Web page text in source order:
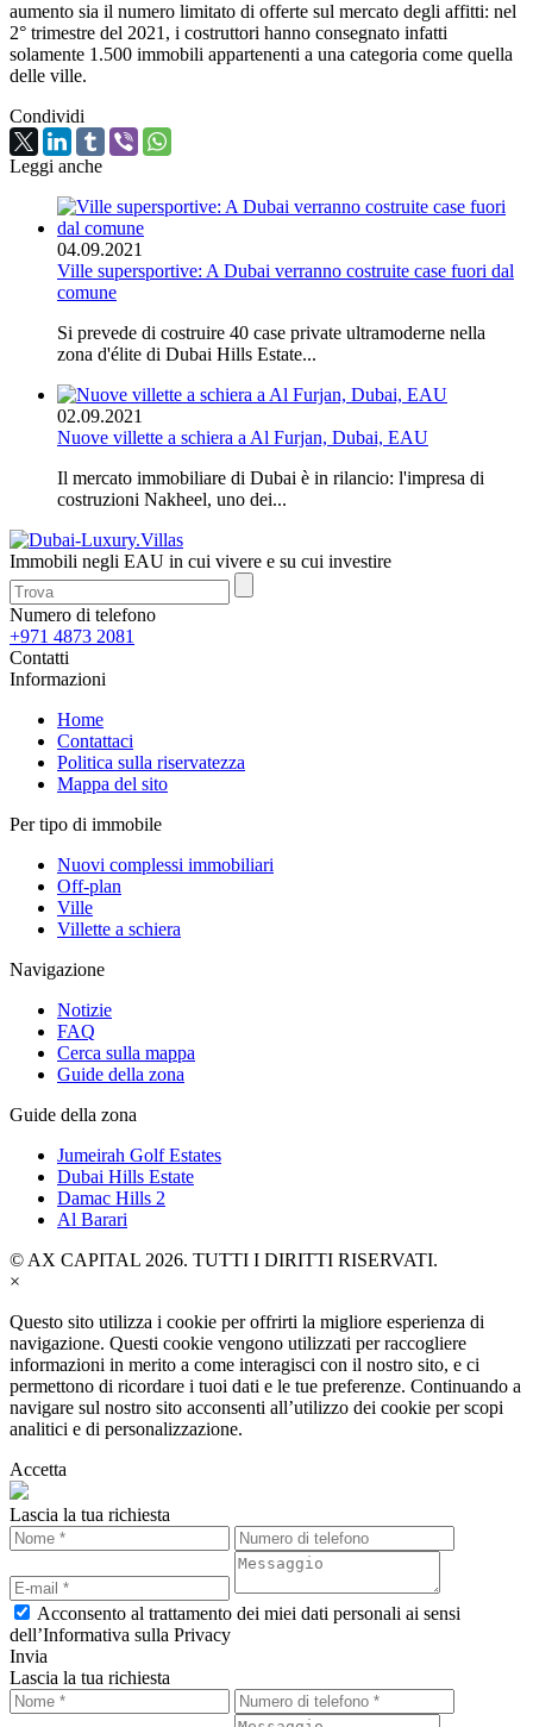
aumento sia il numero limitato di offerte sul mercato degli affitti: nel
2° trimestre del 2021, i costruttori hanno consegnato infatti
solamente 1.500 immobili appartenenti a una categoria come quella
delle ville.
Condividi
Leggi anche
04.09.2021
Ville supersportive: A Dubai verranno costruite case fuori dal
comune
Si prevede di costruire 40 case private ultramoderne nella
zona d'élite di Dubai Hills Estate...
02.09.2021
Nuove villette a schiera a Al Furjan, Dubai, EAU
Il mercato immobiliare di Dubai è in rilancio: l'impresa di
costruzioni Nakheel, uno dei...
Immobili negli EAU in cui vivere e su cui investire
Numero di telefono
+971 4873 2081
Contatti
Informazioni
Home
Contattaci
Politica sulla riservatezza
Mappa del sito
Per tipo di immobile
Nuovi complessi immobiliari
Off-plan
Ville
Villette a schiera
Navigazione
Notizie
FAQ
Cerca sulla mappa
Guide della zona
Guide della zona
Jumeirah Golf Estates
Dubai Hills Estate
Damac Hills 2
Al Barari
© AX CAPITAL 2026. TUTTI I DIRITTI RISERVATI.
×
Questo sito utilizza i cookie per offrirti la migliore esperienza di
navigazione. Questi cookie vengono utilizzati per raccogliere
informazioni in merito a come interagisci con il nostro sito, e ci
permettono di ricordare i tuoi dati e le tue preferenze. Continuando a
navigare sul nostro sito acconsenti all’utilizzo dei cookie per scopi
analitici e di personalizzazione.
Accetta
Lascia la tua richiesta
Acconsento al trattamento dei miei dati personali ai sensi
dell’Informativa sulla Privacy
Invia
Lascia la tua richiesta